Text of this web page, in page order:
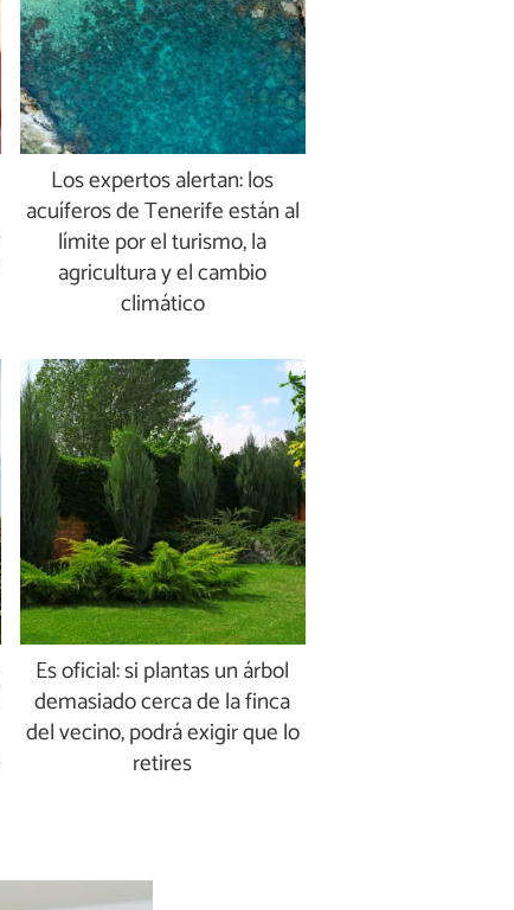
Los expertos alertan: los
acuíferos de Tenerife están al
límite por el turismo, la
agricultura y el cambio
climático
Es oficial: si plantas un árbol
demasiado cerca de la finca
del vecino, podrá exigir que lo
retires